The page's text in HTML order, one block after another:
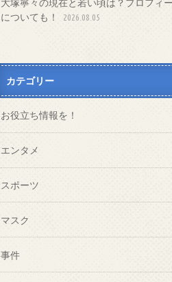
についても！
2026.08.05
カテゴリー
お役立ち情報を！
エンタメ
スポーツ
マスク
事件